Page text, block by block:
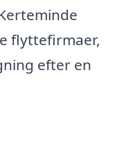
flyttefirmaer,
efter en